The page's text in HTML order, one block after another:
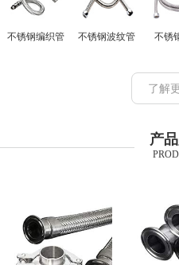
不锈钢编织管 不锈钢波纹管 不锈
了解
产